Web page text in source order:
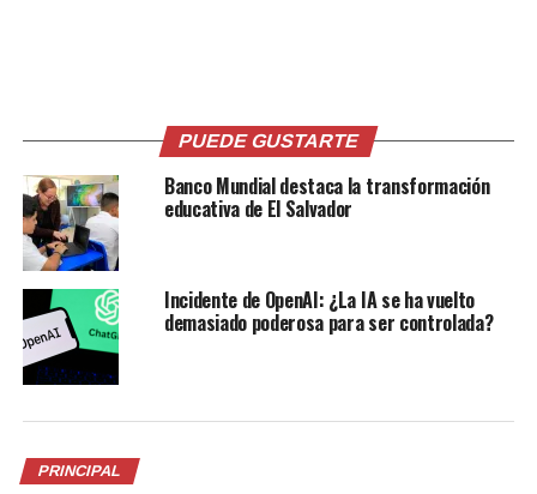
Relacionado
La IA ayudó a Google a
bloquear millones de
En «Principal»
PUEDE GUSTARTE
Banco Mundial destaca la transformación
educativa de El Salvador
Incidente de OpenAI: ¿La IA se ha vuelto
demasiado poderosa para ser controlada?
PRINCIPAL